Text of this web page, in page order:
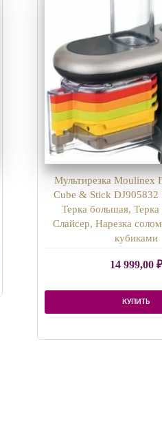
Мультирезка Moulinex
Cube & Stick DJ905832
Терка большая, Терка
Слайсер, Нарезка
кубиками
14 999,00 ₽
КУПИТЬ